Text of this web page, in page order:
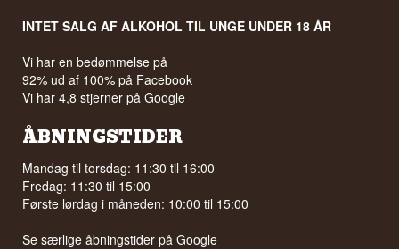
INTET SALG AF ALKOHOL TIL UNGE UNDER 18 ÅR
Vi har en bedømmelse på
92% ud af 100% på Facebook
Vi har 4,8 stjerner på Google
ÅBNINGSTIDER
Mandag til torsdag: 11:30 til 16:00
Fredag: 11:30 til 15:00
Første lørdag i måneden: 10:00 til 15:00
Se særlige åbningstider påGoogle